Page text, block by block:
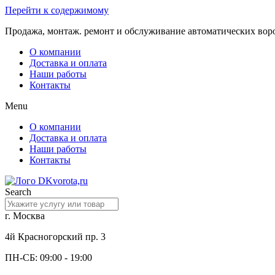
Перейти к содержимому
Продажа, монтаж. ремонт и обслуживание автоматических
О компании
Доставка и оплата
Наши работы
Контакты
Menu
О компании
Доставка и оплата
Наши работы
Контакты
Search
г. Москва
4й Красногорский пр. 3
ПН-СБ: 09:00 - 19:00